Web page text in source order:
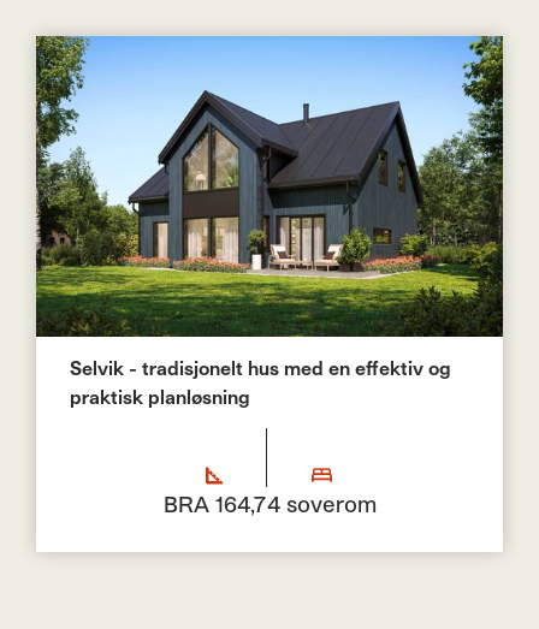
Selvik - tradisjonelt hus med en effektiv og
praktisk planløsning
BRA 164,74 soverom